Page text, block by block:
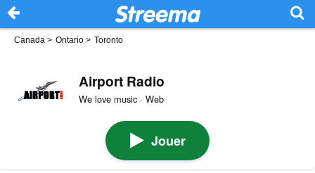
Canada > Ontario > Toronto
Airport Radio
We love music · Web
Jouer